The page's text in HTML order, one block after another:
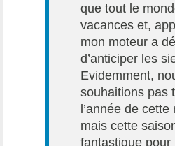
que tout le
vacances et,
mon moteur a
d’anticiper les
Evidemment,
souhaitions pas
l’année de cette
mais cette
fantastique pour